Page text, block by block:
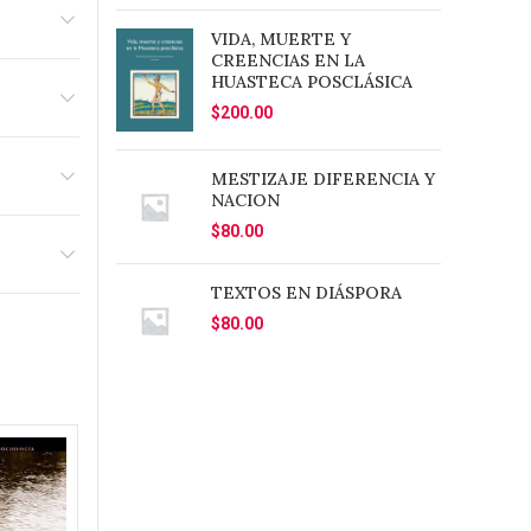
el
de
VIDA, MUERTE Y
CREENCIAS EN LA
HUASTECA POSCLÁSICA
$200.00
MESTIZAJE DIFERENCIA Y
NACION
$80.00
TEXTOS EN DIÁSPORA
$80.00